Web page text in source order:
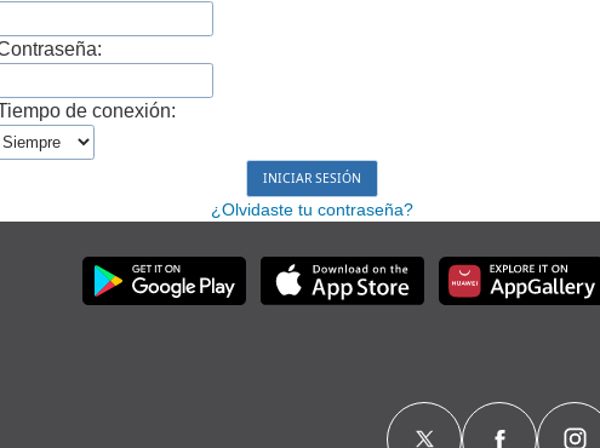
de conexión:
¿Olvidaste tu contraseña?